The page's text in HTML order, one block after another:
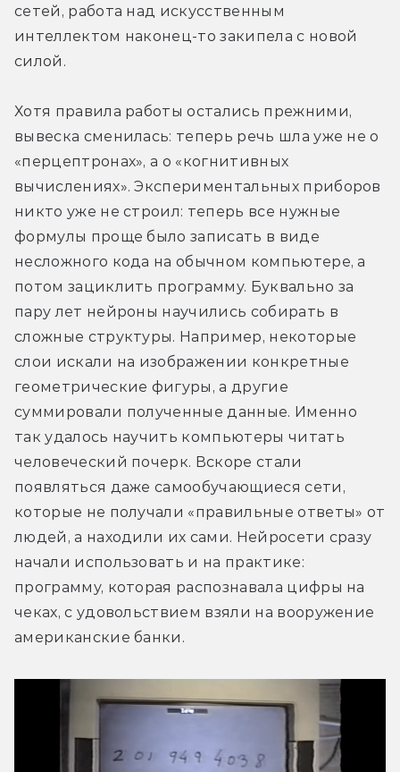
сетей, работа над искусственным
интеллектом наконец-то закипела с новой
силой.
Хотя правила работы остались прежними,
вывеска сменилась: теперь речь шла уже не о
«перцептронах», а о «когнитивных
вычислениях». Экспериментальных приборов
никто уже не строил: теперь все нужные
формулы проще было записать в виде
несложного кода на обычном компьютере, а
потом зациклить программу. Буквально за
пару лет нейроны научились собирать в
сложные структуры. Например, некоторые
слои искали на изображении конкретные
геометрические фигуры, а другие
суммировали полученные данные. Именно
так удалось научить компьютеры читать
человеческий почерк. Вскоре стали
появляться даже самообучающиеся сети,
которые не получали «правильные ответы» от
людей, а находили их сами. Нейросети сразу
начали использовать и на практике:
программу, которая распознавала цифры на
чеках, с удовольствием взяли на вооружение
американские банки.